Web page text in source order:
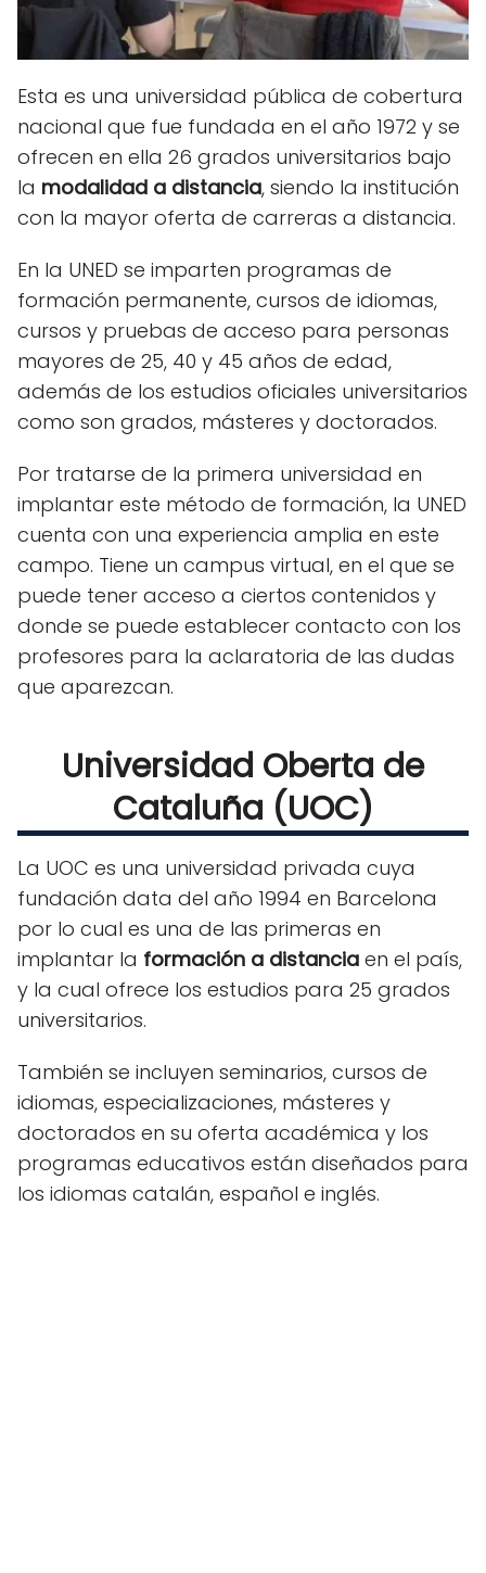
Esta es una universidad pública de cobertura
nacional que fue fundada en el año 1972 y se
ofrecen en ella 26 grados universitarios bajo
la modalidad a distancia, siendo la institución
con la mayor oferta de carreras a distancia.
En la UNED se imparten programas de
formación permanente, cursos de idiomas,
cursos y pruebas de acceso para personas
mayores de 25, 40 y 45 años de edad,
además de los estudios oficiales universitarios
como son grados, másteres y doctorados.
Por tratarse de la primera universidad en
implantar este método de formación, la UNED
cuenta con una experiencia amplia en este
campo. Tiene un campus virtual, en el que se
puede tener acceso a ciertos contenidos y
donde se puede establecer contacto con los
profesores para la aclaratoria de las dudas
que aparezcan.
Universidad Oberta de
Cataluña (UOC)
La UOC es una universidad privada cuya
fundación data del año 1994 en Barcelona
por lo cual es una de las primeras en
implantar la formación a distancia en el país,
y la cual ofrece los estudios para 25 grados
universitarios.
También se incluyen seminarios, cursos de
idiomas, especializaciones, másteres y
doctorados en su oferta académica y los
programas educativos están diseñados para
los idiomas catalán, español e inglés.